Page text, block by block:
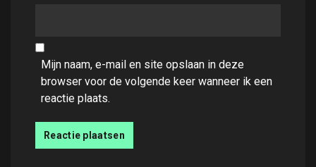
Mijn naam, e-mail en site opslaan in deze
browser voor de volgende keer wanneer ik een
reactie plaats.